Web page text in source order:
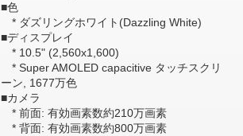
■色
* ダズリングホワイト(Dazzling White)
■ディスプレイ
* 10.5" (2,560x1,600)
* Super AMOLED capacitive タッチスクリ
ーン, 1677万色
■カメラ
* 前面: 有効画素数約210万画素
* 背面: 有効画素数約800万画素